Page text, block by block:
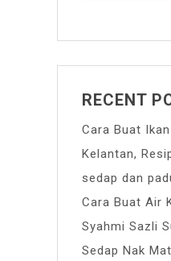
RECENT
Cara Buat
Kelantan,
sedap dan
Cara Buat Air
Syahmi Sazli
Sedap Nak